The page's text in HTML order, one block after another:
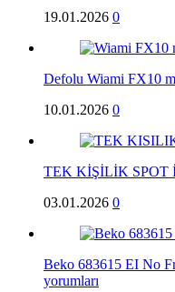
19.01.2026 0
Defolu Wiami FX10
10.01.2026 0
TEK KİŞİLİK SPOT
03.01.2026 0
Beko 683615 EI No
yorumları